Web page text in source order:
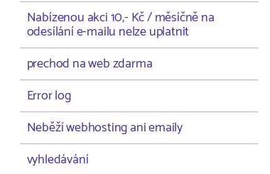
Nabízenou akci 10,- Kč / měsíčně na
odesílání e-mailu nelze uplatnit
prechod na web zdarma
Error log
Neběží webhosting ani emaily
vyhledávání